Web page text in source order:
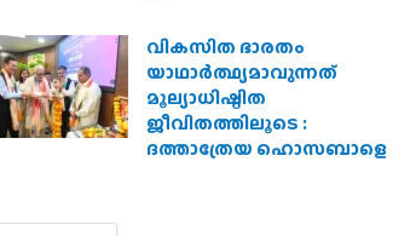
വികസിത ഭാരതം
യാഥാർത്ഥ്യമാവുന്നത്
മൂല്യാധിഷ്ഠിത
ജീവിതത്തിലൂടെ :
ദത്താത്രേയ ഹൊസബാളെ